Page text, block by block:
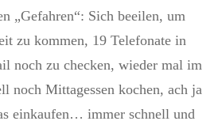
„Gefahren“: Sich beeilen, um
zu kommen, 19 Telefonate in
noch zu checken, wieder mal im
noch Mittagessen kochen, ach ja
einkaufen… immer schnell und